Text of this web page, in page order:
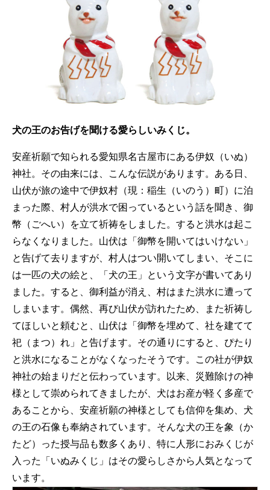
犬の王のお告げを聞ける愛らしいみくじ。
安産祈願で知られる愛知県名古屋市にある伊奴（いぬ）
神社。その由来には、こんな伝説があります。ある日、
山伏が旅の途中で伊奴村（現：稲生（いのう）町）に泊
まった際、村人が洪水で困っているという話を聞き、御
幣（ごへい）を立て祈祷をしました。すると洪水は起こ
らなくなりました。山伏は「御幣を開いてはいけない」
と告げて去りますが、村人はつい開いてしまい、そこに
は一匹の犬の絵と、「犬の王」という文字が書いてあり
ました。すると、御利益が消え、村はまた洪水に遭って
しまいます。偶然、再び山伏が訪れたため、また祈祷し
てほしいと頼むと、山伏は「御幣を埋めて、社を建てて
祀（まつ）れ」と告げます。その通りにすると、ぴたり
と洪水になることがなくなったそうです。この社が伊奴
神社の始まりだと伝わっています。以来、災難除けの神
様として崇められてきましたが、犬はお産が軽く多産で
あることから、安産祈願の神様としても信仰を集め、犬
の王の石像も奉納されています。そんな犬の王を象（か
たど）った授与品も数多くあり、特に人形におみくじが
入った「いぬみくじ」はその愛らしさから人気となって
います。